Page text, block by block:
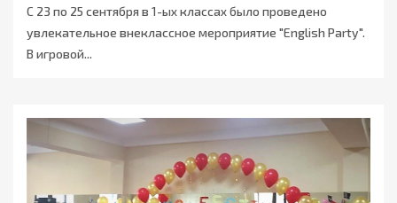
С 23 по 25 сентября в 1-ых классах было проведено
увлекательное внеклассное мероприятие "English Party".
В игровой...